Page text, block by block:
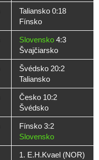
Taliansko 0:18
Fínsko
Slovensko 4:3
Švajčiarsko
Švédsko 20:2
Taliansko
Česko 10:2
Švédsko
Fínsko 3:2
Slovensko
1. E.H.Kvael (NOR)